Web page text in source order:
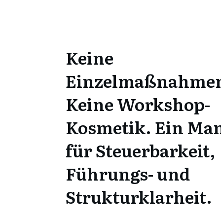
Keine
Keine Workshop-
Kosmetik. Ein
für Steuerbarkeit,
Führungs- und
Strukturklarheit.